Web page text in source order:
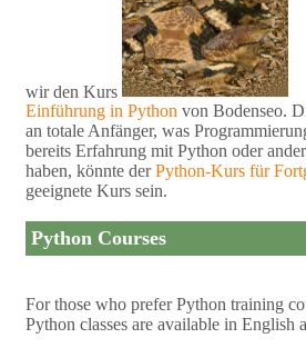
wir den Kurs
Einführung in Python von Bodenseo.
an totale Anfänger, was
bereits Erfahrung mit Python oder
haben, könnte derPython-Kurs für
geeignete Kurs sein.
Python Courses
For those who prefer Python training
Python classes are available in English